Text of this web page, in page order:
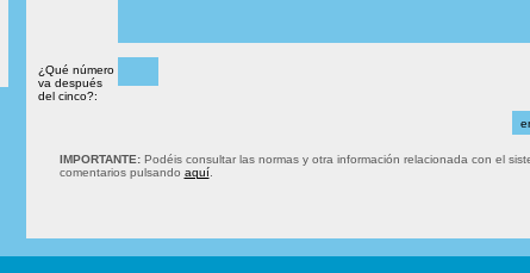
¿Qué número
va después
del cinco?:
IMPORTANTE:Podéis consultar las normas y otra información relacionada con el
comentarios pulsando aquí.